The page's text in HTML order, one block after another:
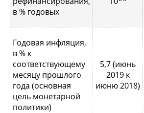
в % годовых
Годовая инфляция,
в % к
соответствующему
месяцу прошлого
года (основная
цель монетарной
политики)
5,7 (июнь
2019 к
июню 2018)